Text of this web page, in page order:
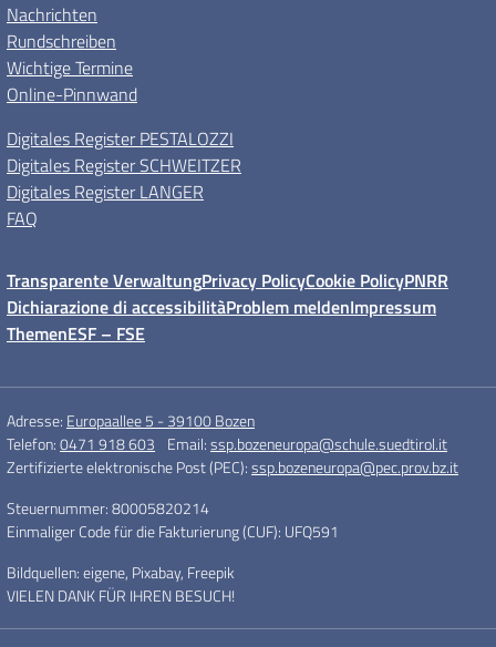
Nachrichten
Rundschreiben
Wichtige Termine
Online-Pinnwand
Digitales Register PESTALOZZI
Digitales Register SCHWEITZER
Digitales Register LANGER
FAQ
Transparente VerwaltungPrivacy PolicyCookie PolicyPNRR
Dichiarazione di accessibilitàProblem meldenImpressum
ThemenESF – FSE
Adresse: Europaallee 5 - 39100 Bozen
Telefon:0471 918 603 Email:ssp.bozeneuropa@schule.suedtirol.it
Zertifizierte elektronische Post (PEC):ssp.bozeneuropa@pec.prov.bz.it
Steuernummer: 80005820214
Einmaliger Code für die Fakturierung (CUF): UFQ591
Bildquellen: eigene, Pixabay, Freepik
VIELEN DANK FÜR IHREN BESUCH!